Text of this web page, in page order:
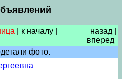
к началу назад
вперед
фото.